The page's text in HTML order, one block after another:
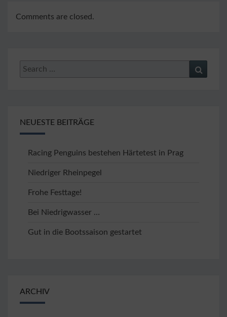
Comments are closed.
Search
for:
NEUESTE BEITRÄGE
Racing Penguins bestehen Härtetest in Prag
Niedriger Rheinpegel
Frohe Festtage!
Bei Niedrigwasser …
Gut in die Bootssaison gestartet
ARCHIV